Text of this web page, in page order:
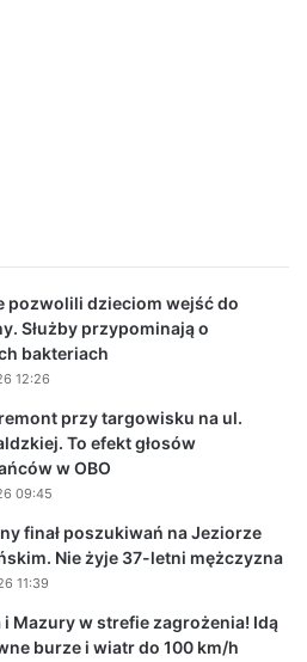
pozwolili dzieciom wejść do
Służby przypominają o
bakteriach
12:26
remont przy targowisku na ul.
To efekt głosów
w OBO
09:45
finał poszukiwań na Jeziorze
Nie żyje 37-letni mężczyzna
11:39
i Mazury w strefie zagrożenia! Idą
burze i wiatr do 100 km/h